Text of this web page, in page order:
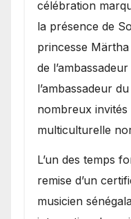
célébration
la présence de
princesse Märtha
de
l’ambassadeur
nombreux invités
multiculturelle
​L’un des temps
remise d’un
musicien